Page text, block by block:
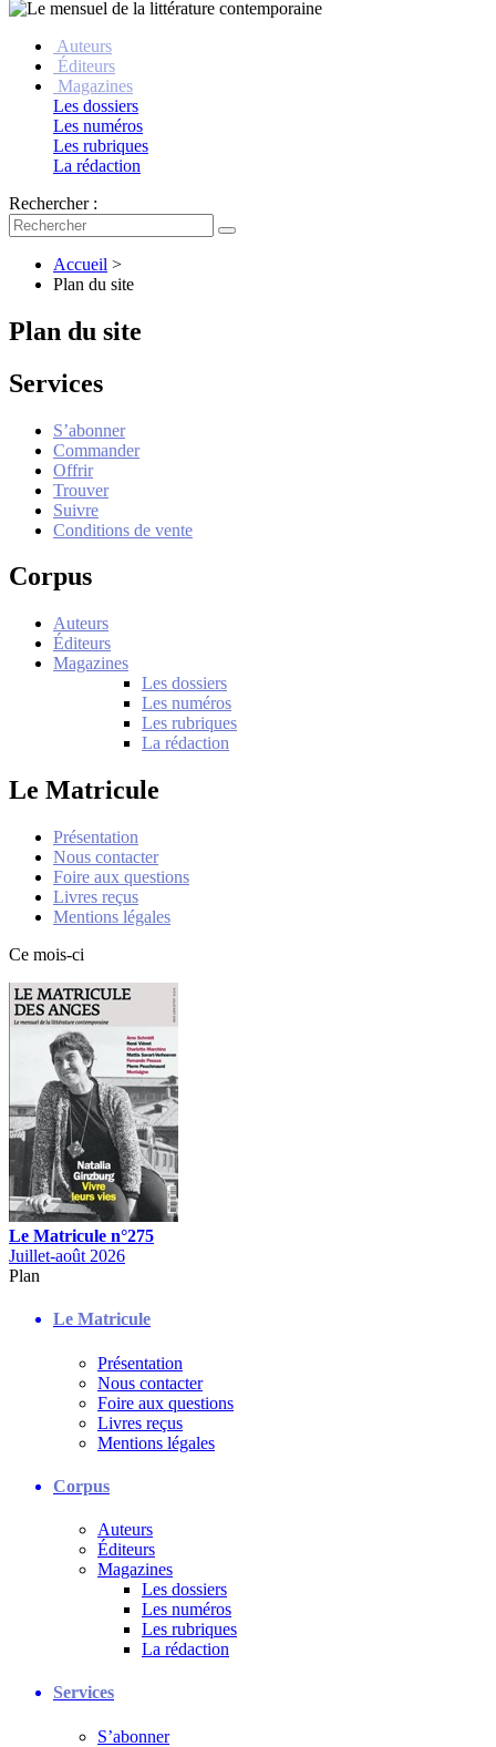
Auteurs
Éditeurs
Magazines
Les dossiers
Les numéros
Les rubriques
La rédaction
Rechercher :
Accueil >
Plan du site
Plan du site
Services
S’abonner
Commander
Offrir
Trouver
Suivre
Conditions de vente
Corpus
Auteurs
Éditeurs
Magazines
Les dossiers
Les numéros
Les rubriques
La rédaction
Le Matricule
Présentation
Nous contacter
Foire aux questions
Livres reçus
Mentions légales
Ce mois-ci
Le Matricule n°275
Juillet-août 2026
Plan
Le Matricule
Présentation
Nous contacter
Foire aux questions
Livres reçus
Mentions légales
Corpus
Auteurs
Éditeurs
Magazines
Les dossiers
Les numéros
Les rubriques
La rédaction
Services
S’abonner